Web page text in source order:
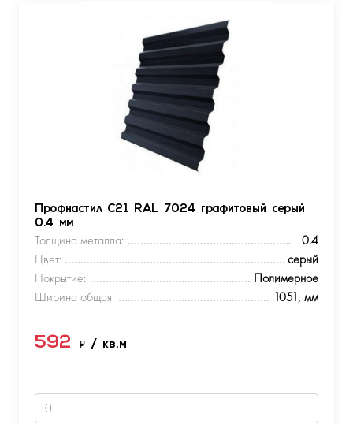
Профнастил С21 RAL 7024 графитовый серый
0.4 мм
Толщина металла:
0.4
Цвет:
серый
Покрытие:
Полимерное
Ширина общая:
1051, мм
592 ₽ / кв.м